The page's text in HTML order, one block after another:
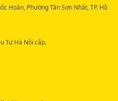
Hoàn, Phường Tân Sơn Nhất, TP. Hồ
Tư Hà Nội cấp.